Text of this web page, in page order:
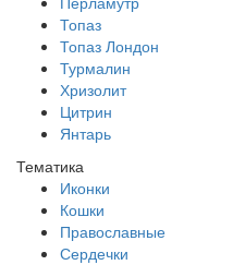
Топаз
Топаз Лондон
Турмалин
Хризолит
Цитрин
Янтарь
Тематика
Иконки
Кошки
Православные
Сердечки